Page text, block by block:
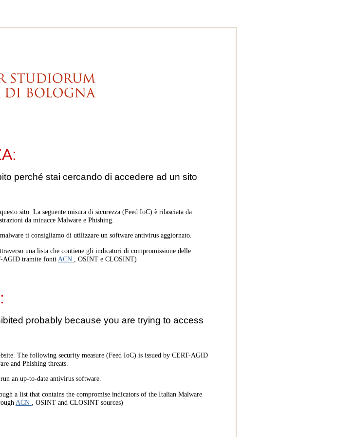
perché stai cercando di accedere ad un sito
sito. La seguente misura di sicurezza (Feed IoC) è rilasciata da
da minacce Malware e Phishing.
ti consigliamo di utilizzare un software antivirus aggiornato.
una lista che contiene gli indicatori di compromissione delle
AGID tramite fonti ACN , OSINT e CLOSINT)
probably because you are trying to access
The following security measure (Feed IoC) is issued by CERT-AGID
and Phishing threats.
an up-to-date antivirus software.
a list that contains the compromise indicators of the Italian Malware
ACN
, OSINT and CLOSINT sources)